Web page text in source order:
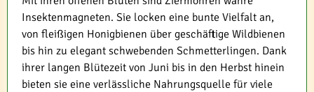
Insektenmagneten. Sie locken eine bunte Vielfalt an,
von fleißigen Honigbienen über geschäftige Wildbienen
bis hin zu elegant schwebenden Schmetterlingen. Dank
ihrer langen Blütezeit von Juni bis in den Herbst hinein
bieten sie eine verlässliche Nahrungsquelle für viele